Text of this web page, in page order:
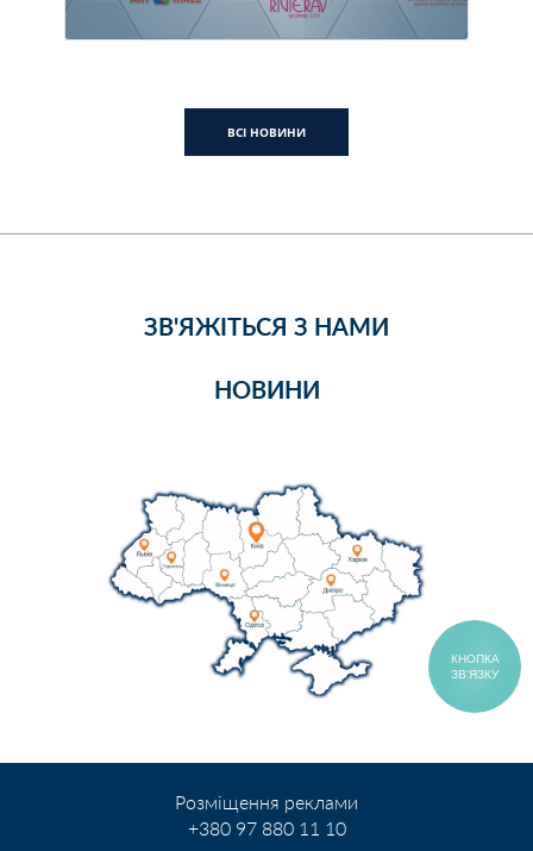
КНОПКА
ЗВ'ЯЗКУ
ВСІ НОВИНИ
ЗВ'ЯЖІТЬСЯ З НАМИ
НОВИНИ
Розміщення реклами
+380 97 880 11 10